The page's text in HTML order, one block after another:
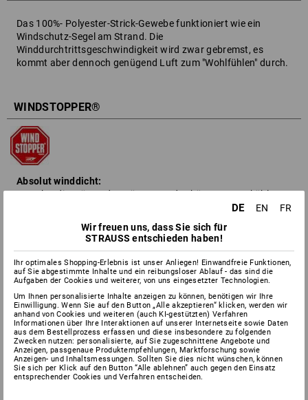
Das 100%- Polyester-Strick-Gewebe funktioniert wie ein
Windschutz-Segel am Strand. Die
Winddurchtrittsgeschwindigkeit wird zwar gebremst, es
kommt aber dennoch genügend Luft zum "Wohlfühlen" durch.
WINDSTOPPER®
Absolut winddicht:
Bewahrt die Wärme des Körpers und schützt vor Auskühlung
Maximal atmungsaktiv:
Verhindert Überhitzung und Feuchtigkeitsstau, da Schweiß in
Form von Wasserdampf problemlos entweichen kann.
Vorteile der WINDSTOPPER® Membran:
eindringender Wind wird geblockt
Auskühlen des Körpers und der Muskulatur durch Wind wird
verhindert
Körperwärme wird gespeichert
Schweiß wird optimal nach außen geleitet
DE EN
FR
Wir freuen uns, dass Sie sich für
STRAUSS entschieden haben!
Ihr optimales Shopping-Erlebnis ist unser Anliegen! Einwandfreie Funktionen,
auf Sie abgestimmte Inhalte und ein reibungsloser Ablauf - das sind die
Aufgaben der Cookies und weiterer, von uns eingesetzter Technologien.
Um Ihnen personalisierte Inhalte anzeigen zu können, benötigen wir Ihre
Einwilligung. Wenn Sie auf den Button „Alle akzeptieren“ klicken, werden wir
anhand von Cookies und weiteren (auch KI-gestützten) Verfahren
Informationen über Ihre Interaktionen auf unserer Internetseite sowie Daten
aus dem Bestellprozess erfassen und diese insbesondere zu folgenden
Zwecken nutzen: personalisierte, auf Sie zugeschnittene Angebote und
Anzeigen, passgenaue Produktempfehlungen, Marktforschung sowie
Anzeigen- und Inhaltsmessungen. Sollten Sie dies nicht wünschen, können
Sie sich per Klick auf den Button “Alle ablehnen” auch gegen den Einsatz
entsprechender Cookies und Verfahren entscheiden.